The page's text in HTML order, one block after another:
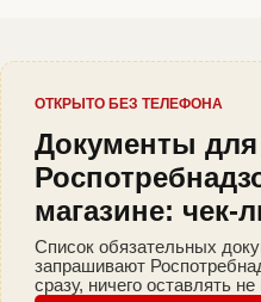
ОТКРЫТО БЕЗ ТЕЛЕФОНА
Документы
магазине: чек-
Список обязательных
запрашивают
сразу, ничего оставлять